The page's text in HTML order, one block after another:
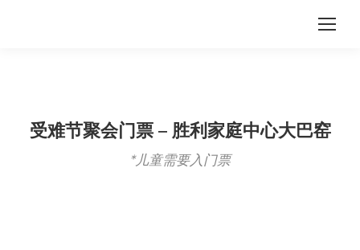
受难节聚会门票 – 胜利家庭中心大巴窑
*儿童需要入门票